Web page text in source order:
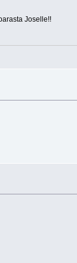
Joselle!!